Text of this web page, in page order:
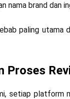
nama brand dan
paling
Proses
setiap platform